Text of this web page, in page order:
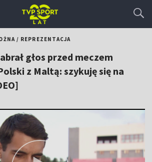
/ REPREZENTACJA
głos przed meczem
z Maltą: szykuję się na